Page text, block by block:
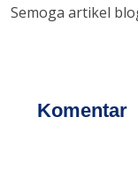
Semoga artikel
Komentar